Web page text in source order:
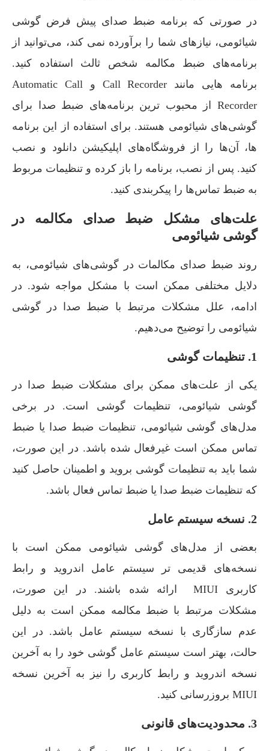
در صورتی که برنامه ضبط صدای پیش فرض گوشی
شیائومی، نیاز‌های شما را برآورده نمی کند، می‌توانید از
برنامه‌های ضبط مکالمه شخص ثالث استفاده کنید.
برنامه هایی مانند Call Recorder و Automatic Call
Recorder از محبوب ترین برنامه‌های ضبط صدا برای
گوشی‌های شیائومی هستند. برای استفاده از این برنامه
ها، آن‌ها را از فروشگاه‌های اپلیکیشن دانلود و نصب
کنید. پس از نصب، برنامه را باز کرده و تنظیمات مربوط
به ضبط تماس‌ها را پیکربندی کنید.
علت‌های مشکل ضبط صدای مکالمه در
گوشی شیائومی
روند ضبط صدای مکالمات در گوشی‌های شیائومی، به
دلایل مختلفی ممکن است با مشکل مواجه شود. در
ادامه، علل مشکلات مرتبط با ضبط صدا در گوشی
شیائومی را توضیح می‌دهیم.
1. تنظیمات گوشی
یکی از علت‌های ممکن برای مشکلات ضبط صدا در
گوشی شیائومی، تنظیمات گوشی است. در برخی
مدل‌های گوشی شیائومی، تنظیمات ضبط صدا یا ضبط
تماس ممکن است غیرفعال شده باشد. در این صورت،
شما باید به تنظیمات گوشی بروید و اطمینان حاصل کنید
که تنظیمات ضبط صدا یا ضبط تماس فعال باشد.
2. نسخه سیستم عامل
بعضی از مدل‌های گوشی شیائومی ممکن است با
نسخه‌های قدیمی تر سیستم عامل اندروید و رابط
کاربری MIUI ارائه شده باشند. در این صورت،
مشکلات مرتبط با ضبط مکالمه ممکن است به دلیل
عدم سازگاری با نسخه سیستم عامل باشد. در این
حالت، بهتر است سیستم عامل گوشی خود را به آخرین
نسخه اندروید و رابط کاربری را نیز به آخرین نسخه
MIUI بروزرسانی کنید.
3. محدودیت‌های قانونی